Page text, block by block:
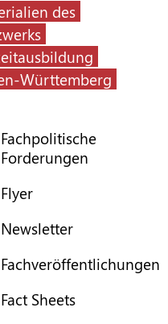
des
Württemberg
Fachpolitische
Forderungen
Flyer
Newsletter
Fachveröffentlichungen
Fact Sheets